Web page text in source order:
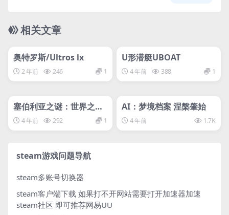
相关文章
奥特罗斯/Ultros lx
2 年前 246 1
U形潜艇UBOAT
4 年前 388 1
svip专属
塞伯利亚之谜：世界之前/
Syberia: The World Bef
ore
4 年前 292 1
svip专属
AI：梦境档案 涅槃肇始
4 年前 1.7K
steam游戏问题导航
steam多账号切换器
steam客户端下载 如果打不开网站需要打开加速器加速
steam社区 即可推荐网易UU